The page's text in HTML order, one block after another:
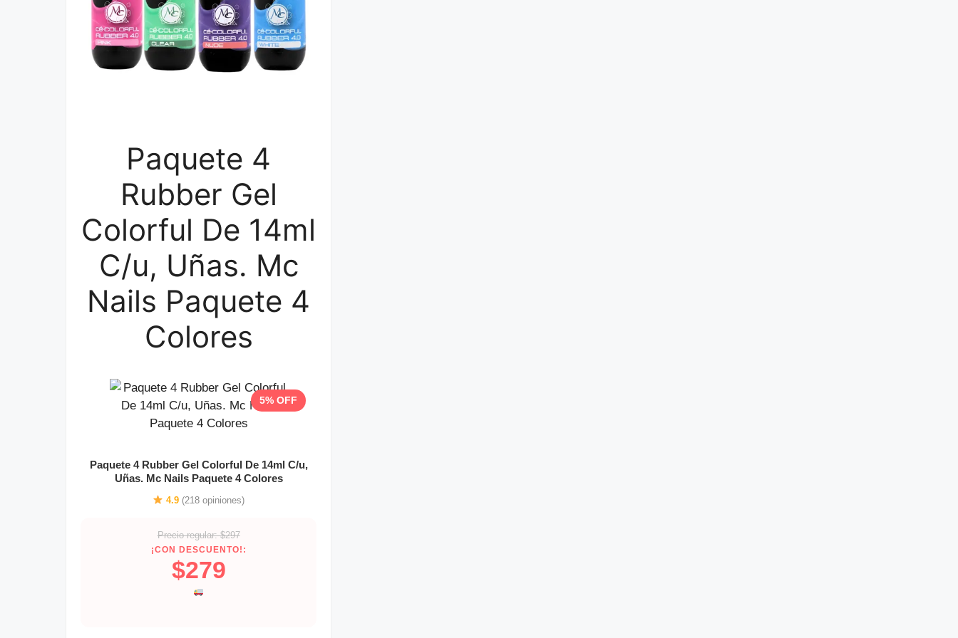
Paquete 4
Rubber Gel
Colorful De 14ml
C/u, Uñas. Mc
Nails Paquete 4
Colores
5% OFF
Paquete 4 Rubber Gel Colorful De 14ml C/u,
Uñas. Mc Nails Paquete 4 Colores
4.9 (218 opiniones)
Precio regular: $297
¡CON DESCUENTO!:
$279